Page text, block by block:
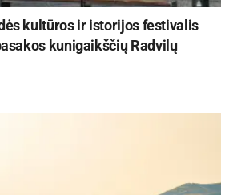
kultūros ir istorijos festivalis
kunigaikščių Radvilų